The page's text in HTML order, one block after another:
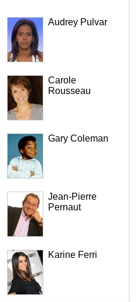
Audrey Pulvar
Carole
Rousseau
Gary Coleman
Jean-Pierre
Pernaut
Karine Ferri